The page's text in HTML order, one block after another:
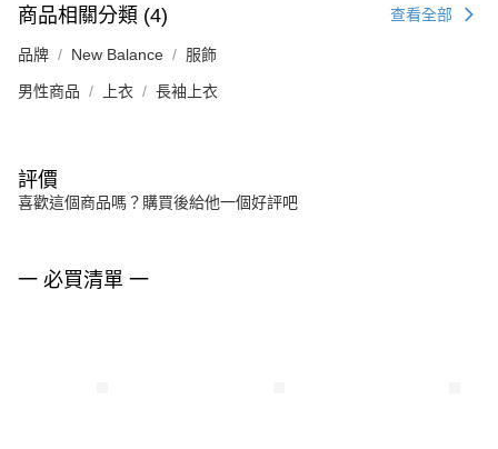
商品相關分類 (4) 查看全部
品牌 New Balance 服飾
男性商品 上衣 長袖上衣
評價
喜歡這個商品嗎？購買後給他一個好評吧
一 必買清單 一